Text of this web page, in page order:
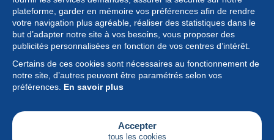
plateforme, garder en mémoire vos préférences afin de rendre
votre navigation plus agréable, réaliser des statistiques dans le
but d’adapter notre site à vos besoins, vous proposer des
publicités personnalisées en fonction de vos centres d’intérêt.
Certains de ces cookies sont nécessaires au fonctionnement de
notre site, d’autres peuvent être paramétrés selon vos
préférences. En savoir plus
Accepter
tous les cookies
Collection
Actualités
Fonctionnalités
Société